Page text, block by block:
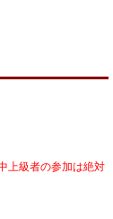
上級者の参加は絶対